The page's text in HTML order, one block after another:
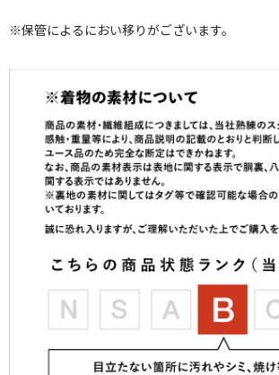
※保管によるにおい移りがございます。